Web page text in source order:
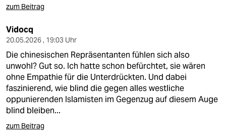
verlag
veranstaltungen
shop
fragen & hilfe
unterstützen
abo
genossenschaft
zum Beitrag
Vidocq
20.05.2026 , 19:03 Uhr
Die chinesischen Repräsentanten fühlen sich also
unwohl? Gut so. Ich hatte schon befürchtet, sie wären
ohne Empathie für die Unterdrückten. Und dabei
faszinierend, wie blind die gegen alles westliche
oppunierenden Islamisten im Gegenzug auf diesem Auge
blind bleiben...
zum Beitrag